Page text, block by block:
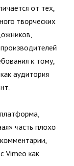
от тех,
творческих
к тому,
аудитория
часть плохо
Vimeo как